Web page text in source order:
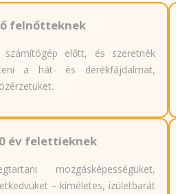
felnőtteknek
előtt, és szeretnék
a hát- és derékfájdalmat,
év felettieknek
mozgásképességüket,
– kíméletes, ízületbarát